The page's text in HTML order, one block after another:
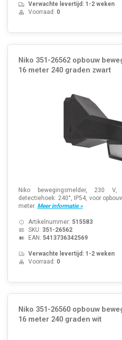
Verwachte levertijd: 1-2 weken
Voorraad: 0
Niko 351-26562 opbouw
16 meter 240 graden zwart
Niko bewegingsmelder, 230
detectiehoek: 240°, IP54, voor
meter. Meer informatie »
Artikelnummer: 515583
SKU: 351-26562
EAN: 5413736342569
Verwachte levertijd: 1-2 weken
Voorraad: 0
Niko 351-26560 opbouw
16 meter 240 graden wit